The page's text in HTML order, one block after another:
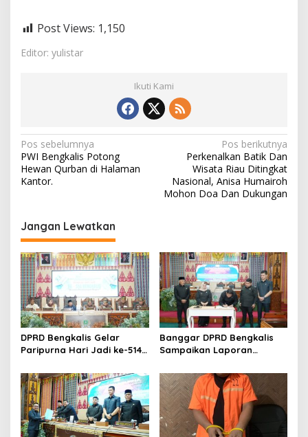
Post Views: 1,150
Editor: yulistar
Ikuti Kami
N
a
v
g
a
s
i
p
o
s
Pos sebelumnya
PWI Bengkalis Potong
Hewan Qurban di Halaman
Kantor.
Pos berikutnya
Perkenalkan Batik Dan
Wisata Riau Ditingkat
Nasional, Anisa Humairoh
Mohon Doa Dan Dukungan
Jangan Lewatkan
DPRD Bengkalis Gelar
Paripurna Hari Jadi ke-514
Semangat Membangun
Negeri Junjungan.
Banggar DPRD Bengkalis
Sampaikan Laporan
Pertanggungjawaban
Pelaksanaan APBD Tahun
Anggaran 2025